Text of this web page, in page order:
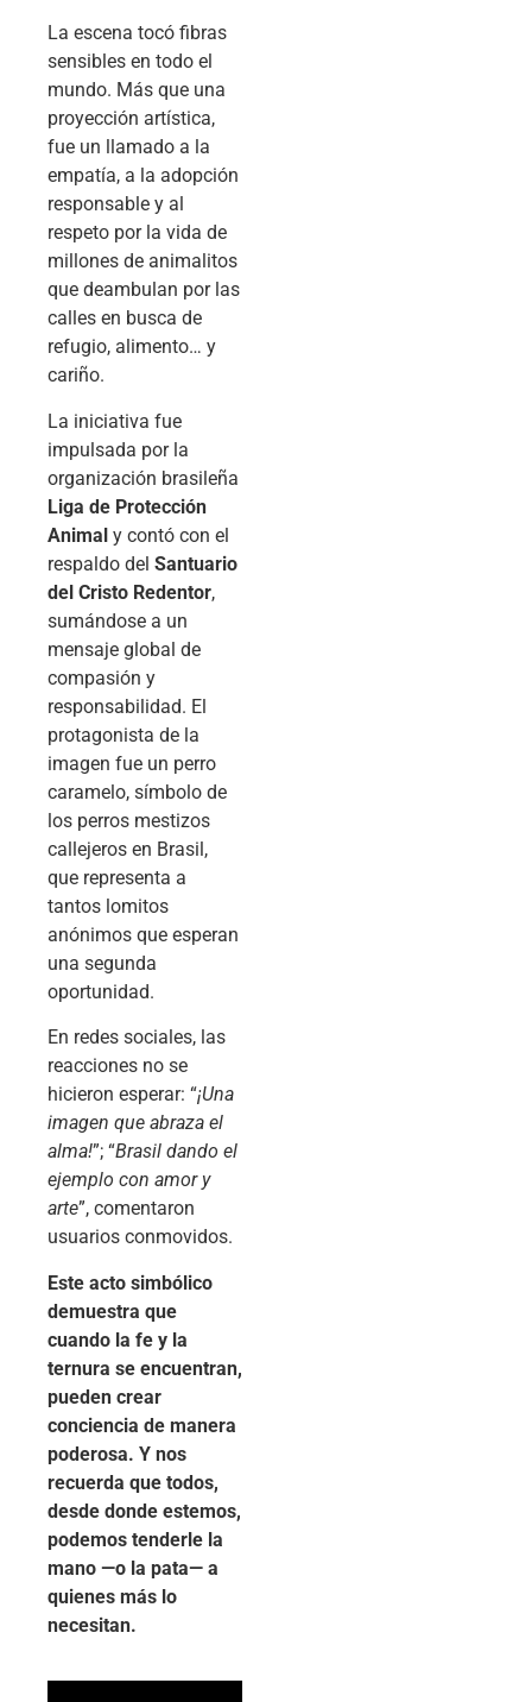
La escena tocó fibras
sensibles en todo el
mundo. Más que una
proyección artística,
fue un llamado a la
empatía, a la adopción
responsable y al
respeto por la vida de
millones de animalitos
que deambulan por las
calles en busca de
refugio, alimento… y
cariño.
La iniciativa fue
impulsada por la
organización brasileña
Liga de Protección
Animal y contó con el
respaldo del Santuario
del Cristo Redentor,
sumándose a un
mensaje global de
compasión y
responsabilidad. El
protagonista de la
imagen fue un perro
caramelo, símbolo de
los perros mestizos
callejeros en Brasil,
que representa a
tantos lomitos
anónimos que esperan
una segunda
oportunidad.
En redes sociales, las
reacciones no se
hicieron esperar: “¡Una
imagen que abraza el
alma!”; “Brasil dando el
ejemplo con amor y
arte”, comentaron
usuarios conmovidos.
Este acto simbólico
demuestra que
cuando la fe y la
ternura se encuentran,
pueden crear
conciencia de manera
poderosa. Y nos
recuerda que todos,
desde donde estemos,
podemos tenderle la
mano —o la pata— a
quienes más lo
necesitan.